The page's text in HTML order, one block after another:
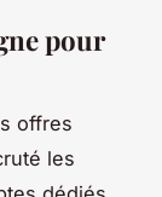
pour
offres
les